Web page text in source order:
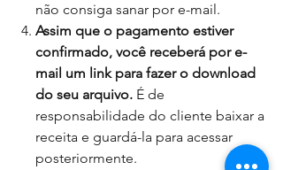
não consiga sanar por e-mail.
Assim que o pagamento estiver
confirmado, você receberá por e-
mail um link para fazer o download
do seu arquivo. É de
responsabilidade do cliente baixar a
receita e guardá-la para acessar
posteriormente.